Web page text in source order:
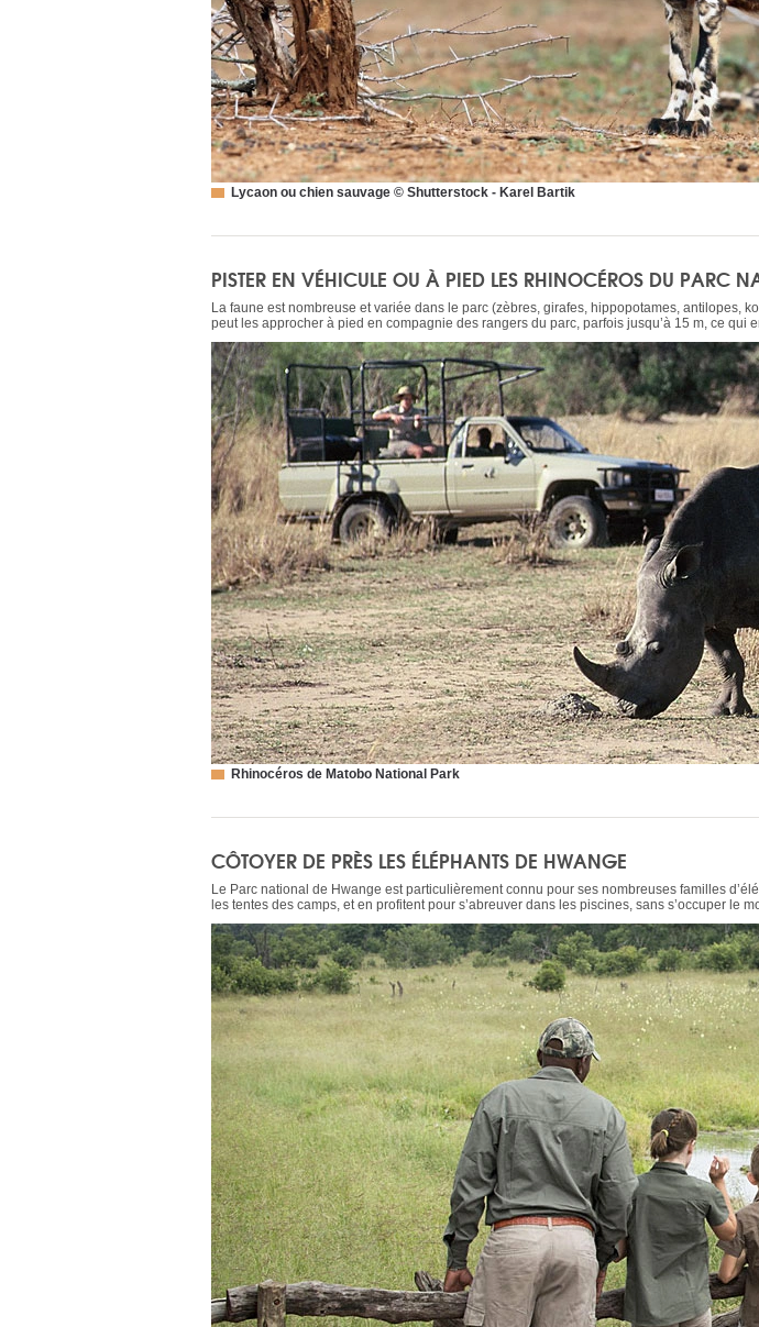
Lycaon ou chien sauvage © Shutterstock - Karel Bartik
PISTER EN VÉHICULE OU À PIED LES RHINOCÉROS DU PARC
La faune est nombreuse et variée dans le parc (zèbres, girafes, hippopotames, antilopes,
peut les approcher à pied en compagnie des rangers du parc, parfois jusqu’à 15 m, ce qui
Rhinocéros de Matobo National Park
CÔTOYER DE PRÈS LES ÉLÉPHANTS DE HWANGE
Le Parc national de Hwange est particulièrement connu pour ses nombreuses familles
les tentes des camps, et en profitent pour s’abreuver dans les piscines, sans s’occuper le